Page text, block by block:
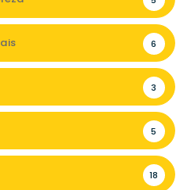
6
3
5
18